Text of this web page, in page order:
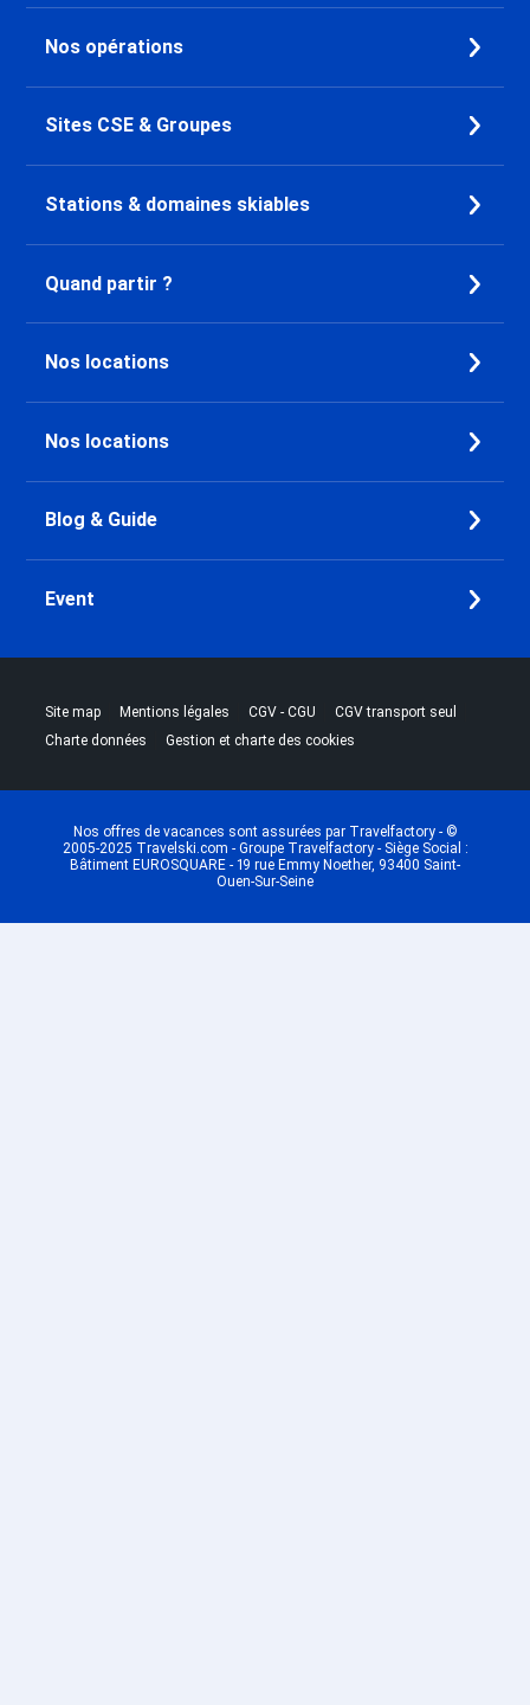
Nos opérations
Sites CSE & Groupes
Stations & domaines skiables
Quand partir ?
Nos locations
Nos locations
Blog & Guide
Event
Site map |Mentions légales |CGV - CGU |CGV transport seul
Charte données |Gestion et charte des cookies
Nos offres de vacances sont assurées par Travelfactory - ©
2005-2025 Travelski.com - Groupe Travelfactory - Siège Social :
Bâtiment EUROSQUARE - 19 rue Emmy Noether, 93400 Saint-
Ouen-Sur-Seine